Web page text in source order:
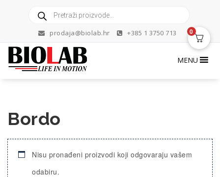
search
prodaja@biolab.hr +385 1 3750 713
MENU
Bordo
Nisu pronađeni proizvodi koji odgovaraju vašem
odabiru.
0